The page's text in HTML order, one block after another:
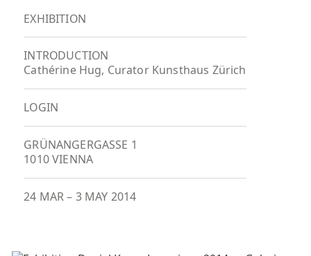
EXHIBITION
INTRODUCTION
Cathérine Hug, Curator Kunsthaus Zürich
LOGIN
GRÜNANGERGASSE 1
1010 VIENNA
24 MAR– 3 MAY 2014